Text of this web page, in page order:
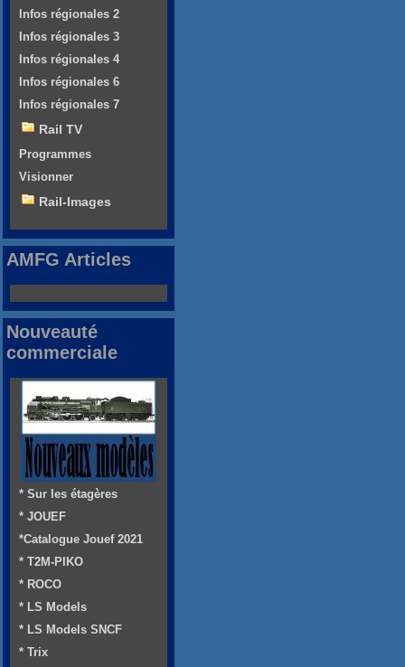
Infos régionales 2
Infos régionales 3
Infos régionales 4
Infos régionales 6
Infos régionales 7
Rail TV
Programmes
Visionner
Rail-Images
AMFG Articles
Nouveauté
commerciale
* Sur les étagères
* JOUEF
*Catalogue Jouef 2021
* T2M-PIKO
* ROCO
* LS Models
* LS Models SNCF
* Trix